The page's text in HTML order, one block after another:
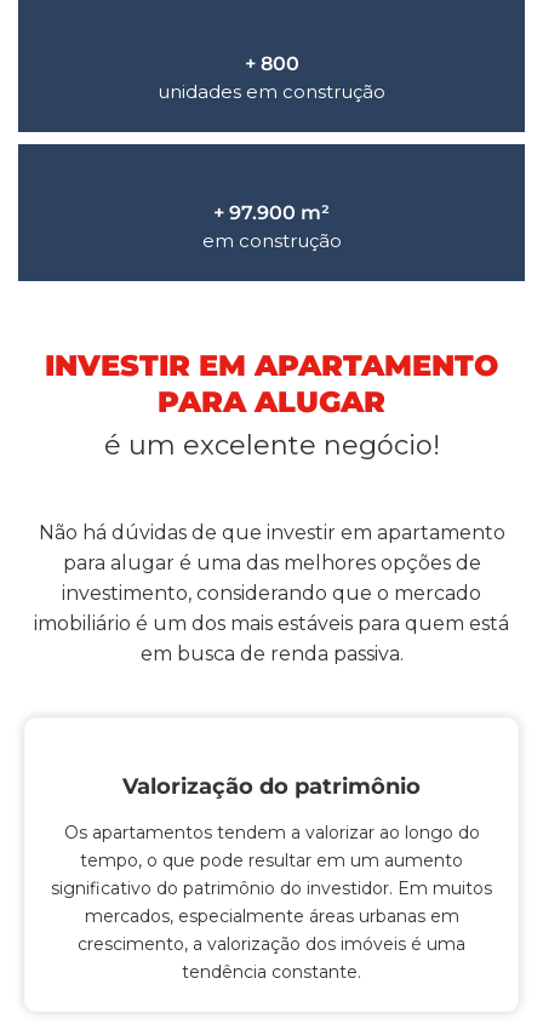
+ 800
unidades em construção
+ 97.900 m²
em construção
INVESTIR EM APARTAMENTO
PARA ALUGAR
é um excelente negócio!
Não há dúvidas de que investir em apartamento
para alugar é uma das melhores opções de
investimento, considerando que o mercado
imobiliário é um dos mais estáveis para quem está
em busca de renda passiva.
Valorização do patrimônio
Os apartamentos tendem a valorizar ao longo do
tempo, o que pode resultar em um aumento
significativo do patrimônio do investidor. Em muitos
mercados, especialmente áreas urbanas em
crescimento, a valorização dos imóveis é uma
tendência constante.